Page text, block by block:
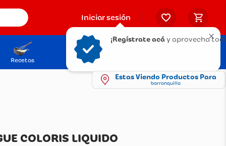
Iniciar sesión
Recetas Solicita tu Tarjeta
¡Regístrate acá y aprovecha
Estas Viendo Productos Para
barranquilla